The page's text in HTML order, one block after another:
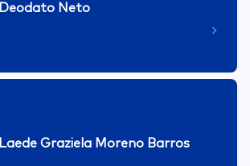
Deodato Neto
Laede Graziela Moreno Barros